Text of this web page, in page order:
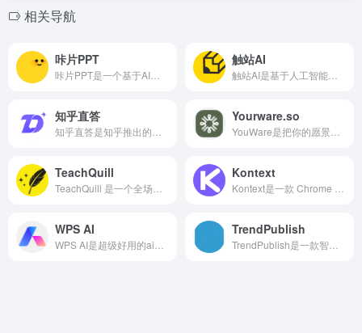
相关导航
咔片PPT 触站AI
知乎直答 Yourware.so
TeachQuill Kontext
WPS AI TrendPublish